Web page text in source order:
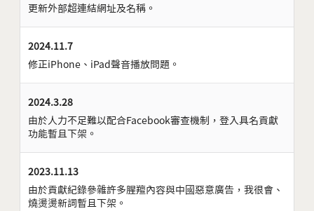
更新外部超連結網址及名稱。
2024.11.7
修正iPhone、iPad聲音播放問題。
2024.3.28
由於人力不足難以配合Facebook審查機制，登入具名貢獻
功能暫且下架。
2023.11.13
由於貢獻紀錄參雜許多腥羶內容與中國惡意廣告，我很會、
燒燙燙新詞暫且下架。